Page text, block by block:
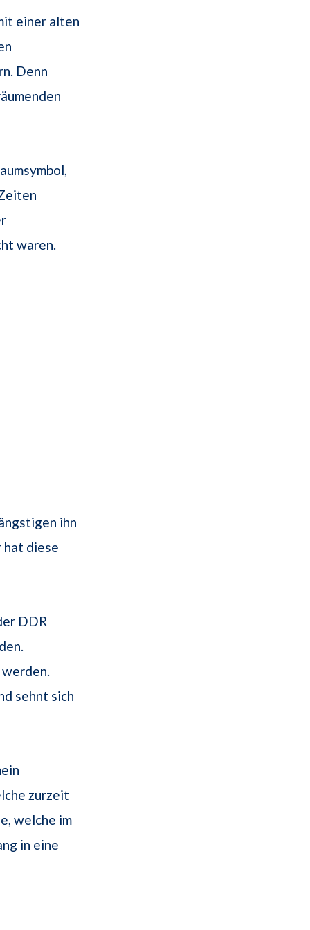
einer alten
Denn
waren.
ihn
hat diese
DDR
sehnt sich
zurzeit
welche im
in eine